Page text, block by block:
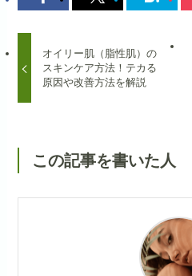
オイリー肌（脂性肌）の
スキンケア方法！テカる
原因や改善方法を解説
この記事を書いた人